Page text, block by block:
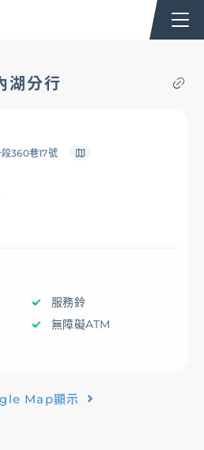
湖分行
360巷17號
服務鈴
無障礙ATM
Map顯示